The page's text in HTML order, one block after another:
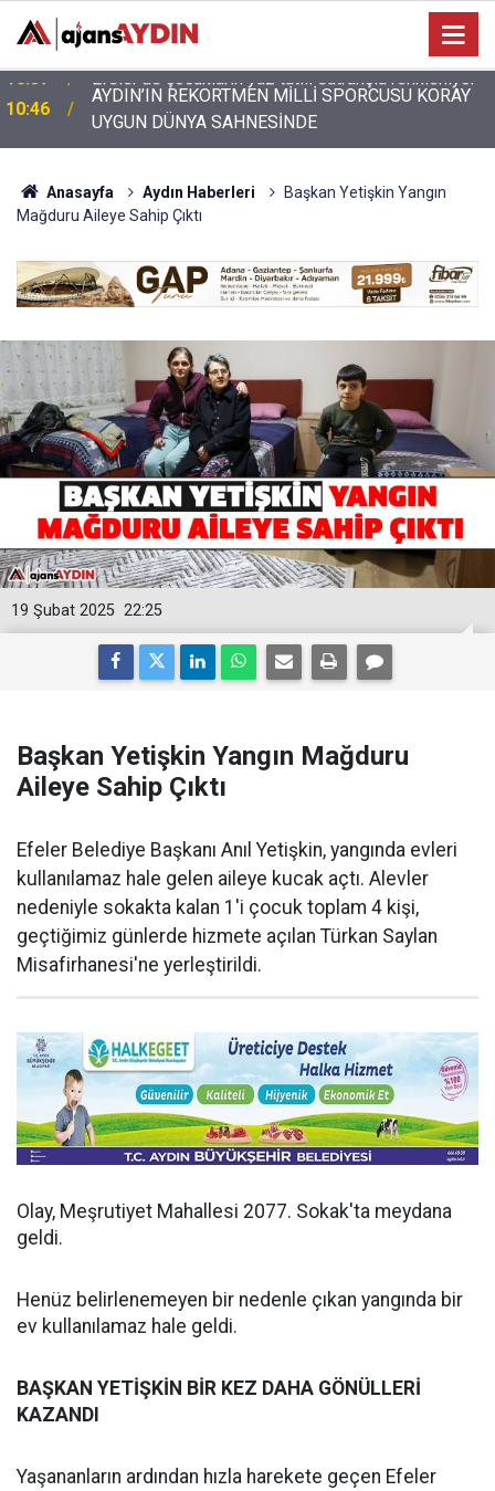
10:46
AYDIN’IN REKORTMEN MİLLİ SPORCUSU KORAY
UYGUN DÜNYA SAHNESİNDE
Anasayfa Aydın Haberleri
Başkan Yetişkin Yangın
Mağduru Aileye Sahip Çıktı
22:25
19 Şubat 2025
Başkan Yetişkin Yangın Mağduru
Aileye Sahip Çıktı
Efeler Belediye Başkanı Anıl Yetişkin, yangında evleri
kullanılamaz hale gelen aileye kucak açtı. Alevler
nedeniyle sokakta kalan 1'i çocuk toplam 4 kişi,
geçtiğimiz günlerde hizmete açılan Türkan Saylan
Misafirhanesi'ne yerleştirildi.
Olay, Meşrutiyet Mahallesi 2077. Sokak'ta meydana
geldi.
Henüz belirlenemeyen bir nedenle çıkan yangında bir
ev kullanılamaz hale geldi.
BAŞKAN YETİŞKİN BİR KEZ DAHA GÖNÜLLERİ
KAZANDI
Yaşananların ardından hızla harekete geçen Efeler